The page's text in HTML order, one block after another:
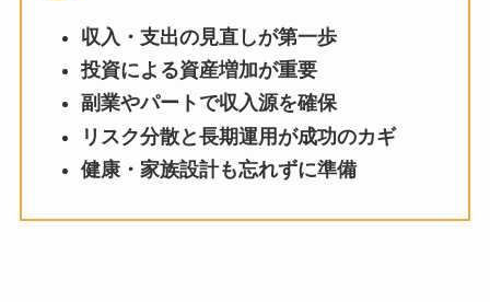
収入・支出の見直しが第一歩
投資による資産増加が重要
副業やパートで収入源を確保
リスク分散と長期運用が成功のカギ
健康・家族設計も忘れずに準備